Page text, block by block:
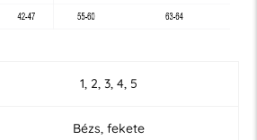
1, 2, 3, 4, 5
Bézs, fekete